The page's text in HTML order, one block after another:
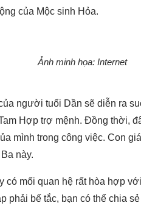
của Mộc sinh Hỏa.
Ảnh minh họa: Internet
người tuổi Dần sẽ diễn ra
Hợp trợ mệnh. Đồng thời,
mình trong công việc. Con
này.
có mối quan hệ rất hòa hợp
phải bế tắc, bạn có thể chia